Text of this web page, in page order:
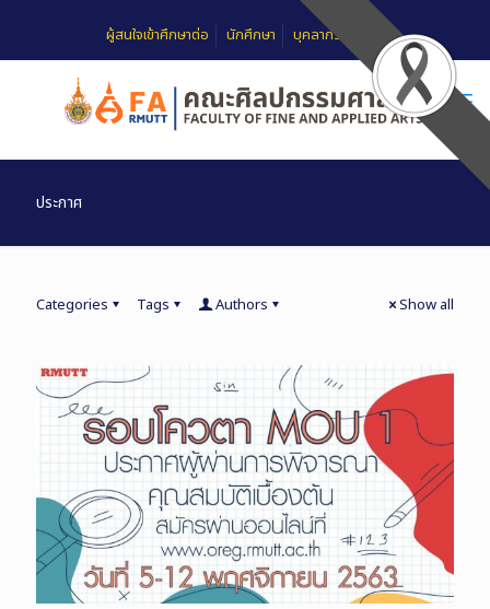
ผู้สนใจเข้าศึกษาต่อ นักศึกษา บุคลากร
ประกาศ
Categories Tags Authors Show all